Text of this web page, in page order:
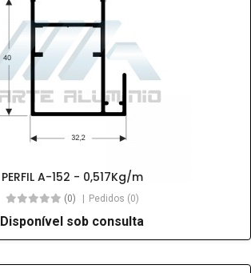
PERFIL A-152 - 0,517Kg/m
(0) Pedidos (0)
Disponível sob consulta